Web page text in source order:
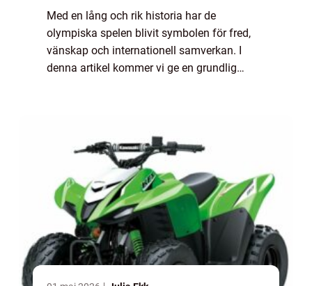
Med en lång och rik historia har de
olympiska spelen blivit symbolen för fred,
vänskap och internationell samverkan. I
denna artikel kommer vi ge en grundlig